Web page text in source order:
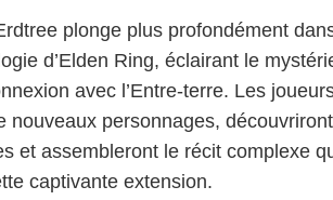
plonge plus profondément
d’Elden Ring, éclairant le
avec l’Entre-terre. Les
nouveaux personnages,
et assembleront le récit complexe
captivante extension.